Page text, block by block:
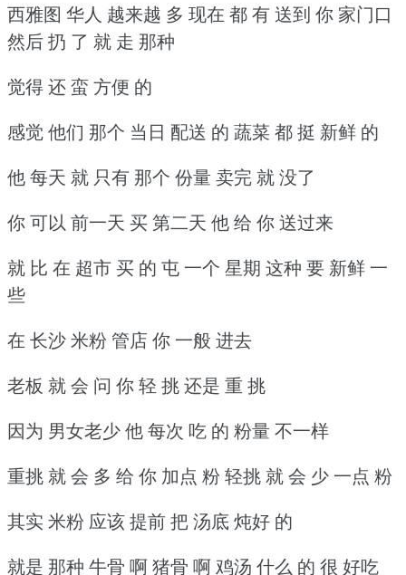
西雅图 华人 越来越 多 现在 都 有 送到 你 家门口
然后 扔 了 就 走 那种
觉得 还 蛮 方便 的
感觉 他们 那个 当日 配送 的 蔬菜 都 挺 新鲜 的
他 每天 就 只有 那个 份量 卖完 就 没了
你 可以 前一天 买 第二天 他 给 你 送过来
就 比 在 超市 买 的 屯 一个 星期 这种 要 新鲜 一
些
在 长沙 米粉 管店 你 一般 进去
老板 就 会 问 你 轻 挑 还是 重 挑
因为 男女老少 他 每次 吃 的 粉量 不一样
重挑 就 会 多 给 你 加点 粉 轻挑 就 会 少 一点 粉
其实 米粉 应该 提前 把 汤底 炖好 的
就是 那种 牛骨 啊 猪骨 啊 鸡汤 什么 的 很 好吃